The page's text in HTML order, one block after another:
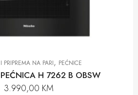
PRIPREMA NA PARI, PEĆNICE
H 7262 B OBSW
3.990,00 KM